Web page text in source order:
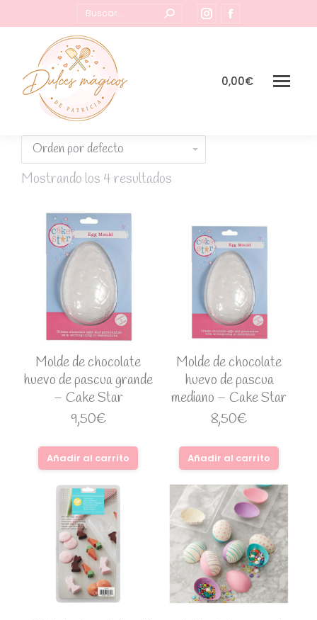
Buscar:
Instagram
page
new
page
in
0,00€
Mostrando los 4 resultados
Molde de chocolate
huevo de pascua grande
– Cake Star
9,50€
Añadir al carrito
Molde de chocolate
huevo de pascua
mediano – Cake Star
8,50€
Añadir al carrito